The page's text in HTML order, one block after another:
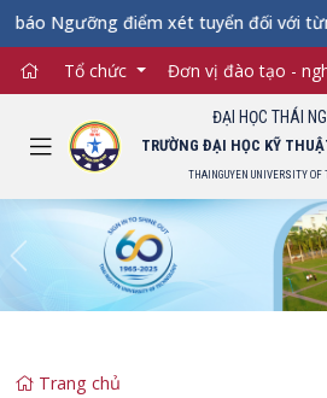
Ngưỡng điểm xét tuyển đối với
Tổ chức Đơn vị đào tạo -
ĐẠI HỌC THÁI
TRƯỜNG ĐẠI HỌC KỸ
THAINGUYEN UNIVERSITY OF
Previous
Trang chủ